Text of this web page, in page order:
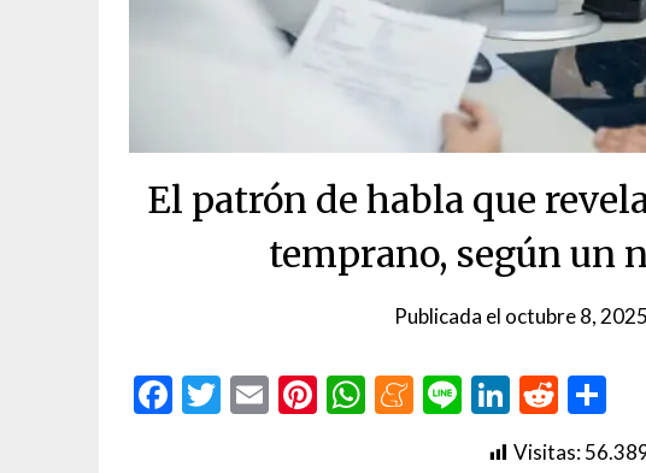
El patrón de habla que
temprano, según un
Publicada el octubre 8, 2025
Facebook
Twitter
EmailPinterest
WhatsApp
Meneame
LineLinkedIn
Reddit
Visitas: